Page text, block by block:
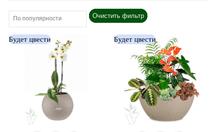
Очистить фильтр
Будет цвести Будет цвести